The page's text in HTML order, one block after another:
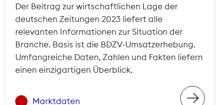
Der Beitrag zur wirtschaftlichen Lage der
deutschen Zeitungen 2023 liefert alle
relevanten Informationen zur Situation der
Branche. Basis ist die BDZV-Umsatzerhebung.
Umfangreiche Daten, Zahlen und Fakten liefern
einen einzigartigen Überblick.
Marktdaten